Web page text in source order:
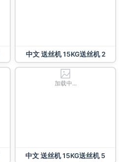
中文 送丝机 15KG送丝机 2
加载中...
中文 送丝机 15KG送丝机 5